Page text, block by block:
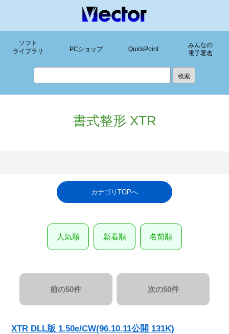
ソフト
ライブラリ
PCショップ QuickPoint
みんなの
電子署名
書式整形 XTR
カテゴリTOPへ
人気順 新着順 名前順
前の50件 次の50件
XTR DLL版 1.50e/CW(96.10.11公開 131K)